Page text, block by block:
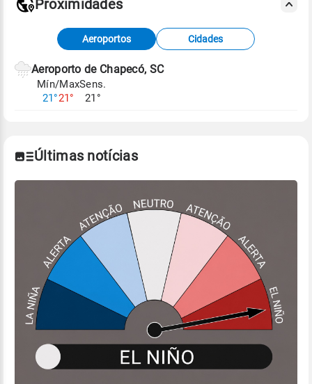
Fonte: dados combinados de estações
meteorológicas e satélite do Centro de Previsão
de Tempo e Estudos Climáticos (CPTEC).
Para obter mais informações sobre os dados
Proximidades
Aeroportos Cidades
Aeroporto de Chapecó, SC
Mín/Max
21°21°
Sens.
21°
Últimas notícias